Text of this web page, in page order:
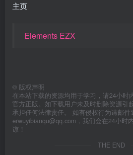
主页
Elements EZX
© 版权声明
在本站下载的资源均用于学习，请24小时
官方正版。如下载用户未及时删除资源引
承担任何法律责任。 如有侵权行为请邮件
erwuyibianqu@qq.com，我们会在24小时
谅！
THE END